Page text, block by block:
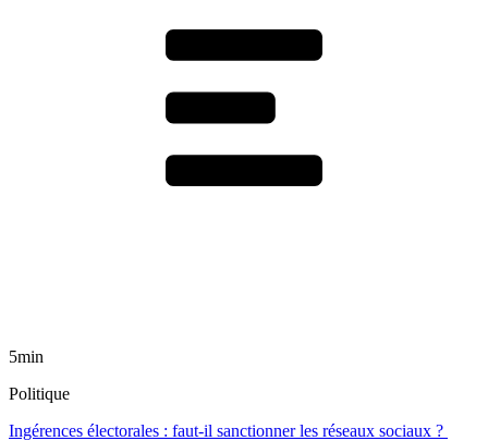
5min
Politique
Ingérences électorales : faut-il sanctionner les réseaux sociaux ?